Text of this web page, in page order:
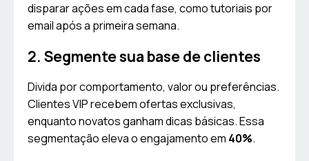
disparar ações em cada fase, como tutoriais por
email após a primeira semana.
2. Segmente sua base de clientes
Divida por comportamento, valor ou preferências.
Clientes VIP recebem ofertas exclusivas,
enquanto novatos ganham dicas básicas. Essa
segmentação eleva o engajamento em 40%.